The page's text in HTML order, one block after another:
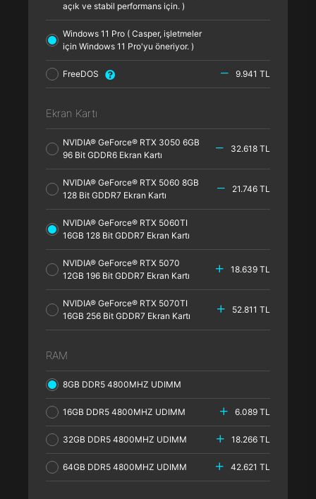
açık ve stabil performans için. )
Windows 11 Pro ( Casper, işletmeler
için Windows 11 Pro'yu öneriyor. )
FreeDOS 9.941 TL
Ekran Kartı
NVIDIA® GeForce® RTX 3050 6GB
96 Bit GDDR6 Ekran Kartı
32.618 TL
NVIDIA® GeForce® RTX 5060 8GB
128 Bit GDDR7 Ekran Kartı
21.746 TL
NVIDIA® GeForce® RTX 5060TI
16GB 128 Bit GDDR7 Ekran Kartı
NVIDIA® GeForce® RTX 5070
12GB 196 Bit GDDR7 Ekran Kartı
18.639 TL
NVIDIA® GeForce® RTX 5070TI
16GB 256 Bit GDDR7 Ekran Kartı
52.811 TL
RAM
8GB DDR5 4800MHZ UDIMM
16GB DDR5 4800MHZ UDIMM 6.089 TL
32GB DDR5 4800MHZ UDIMM 18.266 TL
64GB DDR5 4800MHZ UDIMM 42.621 TL